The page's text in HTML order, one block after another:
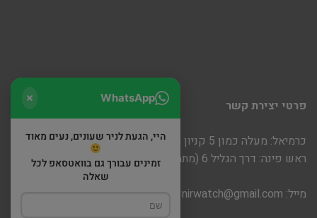
פרטי יצירת קשר
כרמיאל: מעלה כמון 5 קניון חוצות
ראש פינה: דרך הגליל 6 (מתחם שופינה)
מייל: nirwatch@gmail.com
WhatsApp
היי, הגעת לניר שעונים, נעים מאוד
זמינים עבורך גם בוואטסאפ לכל
שאלה